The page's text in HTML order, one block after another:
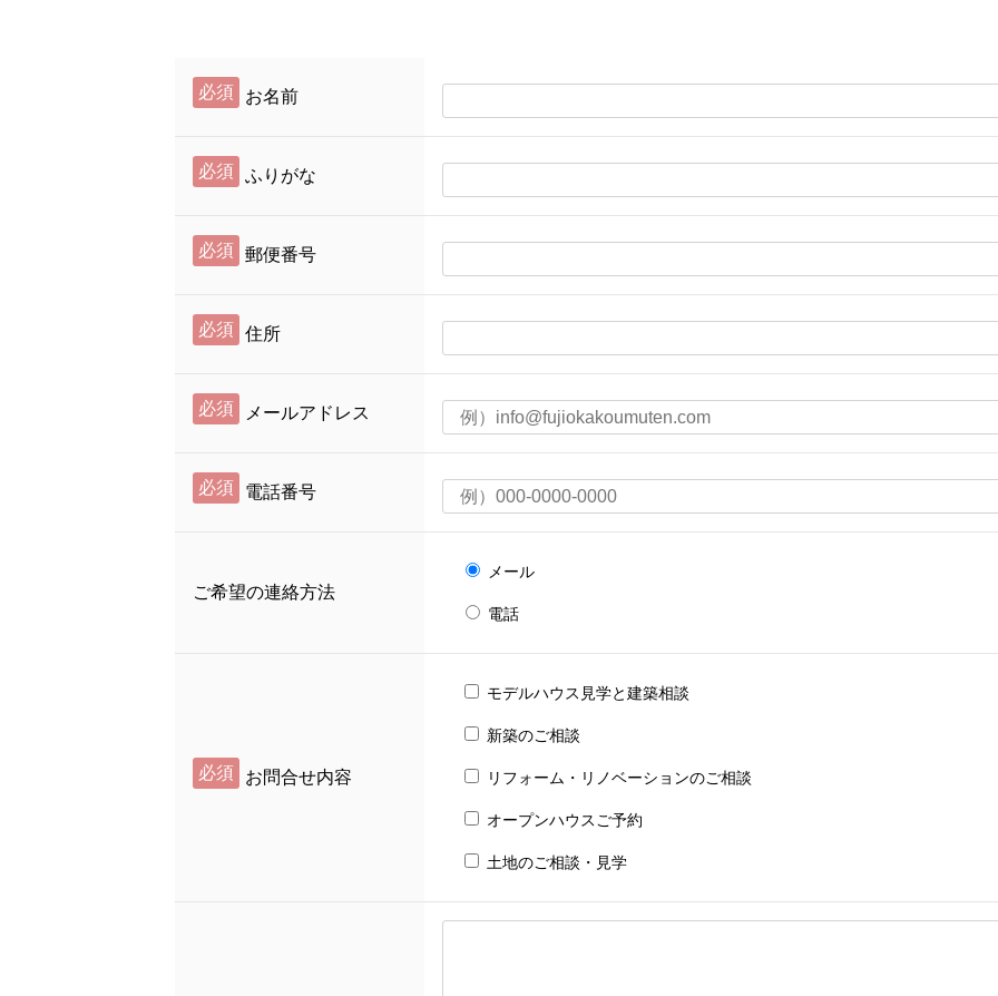
お名前
必須
ふりがな
必須
郵便番号
必須
住所
必須
メールアドレス
必須
電話番号
必須
ご希望の連絡方法
メール
電話
お問合せ内容
必須
モデルハウス見学と建築相談
新築のご相談
リフォーム・リノベーションのご相談
オープンハウスご予約
土地のご相談・見学